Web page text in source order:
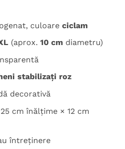
culoare ciclam
(aprox. 10 cm diametru)
stabilizați roz
decorativă
25 cm înălțime × 12 cm
întreținere